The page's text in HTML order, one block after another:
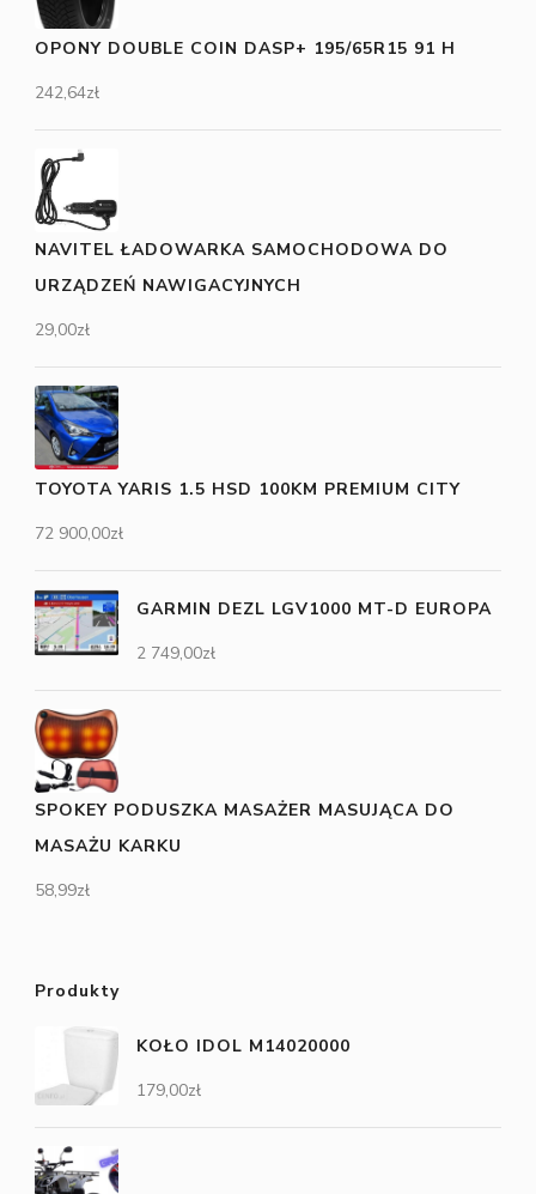
OPONY DOUBLE COIN DASP+ 195/65R15 91 H
242,64zł
NAVITEL ŁADOWARKA SAMOCHODOWA DO
URZĄDZEŃ NAWIGACYJNYCH
29,00zł
TOYOTA YARIS 1.5 HSD 100KM PREMIUM CITY
72 900,00zł
GARMIN DEZL LGV1000 MT-D EUROPA
2 749,00zł
SPOKEY PODUSZKA MASAŻER MASUJĄCA DO
MASAŻU KARKU
58,99zł
Produkty
KOŁO IDOL M14020000
179,00zł